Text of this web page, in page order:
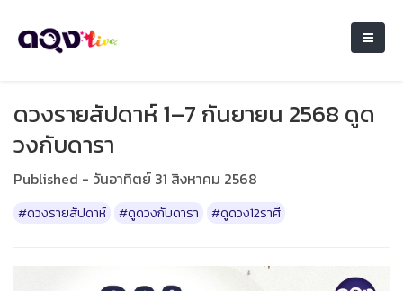
ดวงรายสัปดาห์ 1–7 กันยายน 2568 ดูด
วงกับดารา
Published - วันอาทิตย์ 31 สิงหาคม 2568
#ดวงรายสัปดาห์ #ดูดวงกับดารา #ดูดวง12ราศี